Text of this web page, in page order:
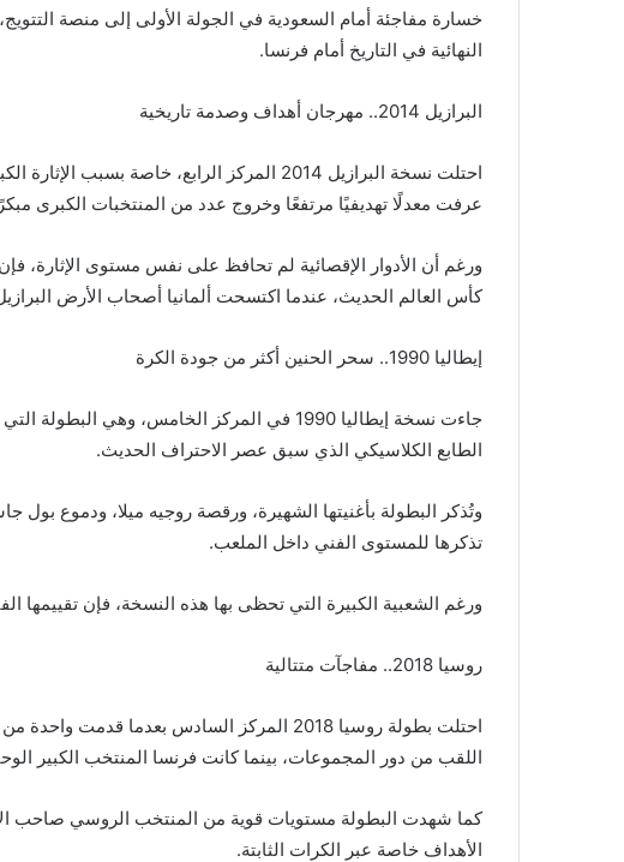
خسارة مفاجئة أمام السعودية في الجولة الأولى إلى منصة
النهائية في التاريخ أمام فرنسا.
البرازيل 2014.. مهرجان أهداف وصدمة تاريخية
احتلت نسخة البرازيل 2014 المركز الرابع، خاصة
عرفت معدلًا تهديفيًا مرتفعًا وخروج عدد من المنتخبات الكبرى
ورغم أن الأدوار الإقصائية لم تحافظ على نفس مستوى الإثارة،
كأس العالم الحديث، عندما اكتسحت ألمانيا أصحاب الأرض البرازيل بنتيجة 7-1 في
إيطاليا 1990.. سحر الحنين أكثر من جودة الكرة
جاءت نسخة إيطاليا 1990 في المركز الخامس،
الطابع الكلاسيكي الذي سبق عصر الاحتراف الحديث.
وتُذكر البطولة بأغنيتها الشهيرة، ورقصة روجيه ميلا، ودموع بول
تذكرها للمستوى الفني داخل الملعب.
ورغم الشعبية الكبيرة التي تحظى بها هذه النسخة، فإن تقييمها
روسيا 2018.. مفاجآت متتالية
احتلت بطولة روسيا 2018 المركز السادس بعدما
اللقب من دور المجموعات، بينما كانت فرنسا المنتخب الكبير
كما شهدت البطولة مستويات قوية من المنتخب الروسي صاحب
الأهداف خاصة عبر الكرات الثابتة.